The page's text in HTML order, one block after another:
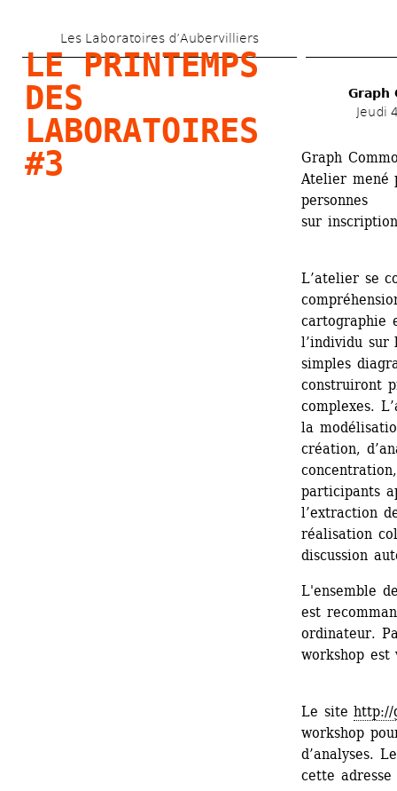
au
contenu
Les Laboratoires d’Aubervilliers
LE PRINTEMPS
DES
LABORATOIRES
#3
Graph
Jeudi
Graph
Atelier mené
personnes
sur
L’atelier se
cartographie
l’individu sur
simples
construiront
complexes.
la
création,
participants
l’extraction
réalisation
discussion
L'ensemble
est
ordinateur.
workshop
Le site http://
workshop
d’analyses.
cette adresse